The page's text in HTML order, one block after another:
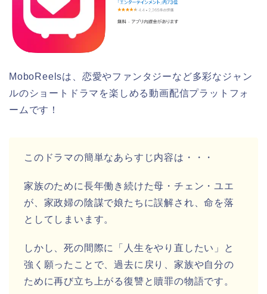
MoboReelsは
、恋愛やファンタジーなど多彩なジャン
ルのショートドラマを楽しめる動画配信プラットフォ
ームです！
このドラマの簡単なあらすじ内容は・・・
家族のために長年働き続けた母・チェン・ユエ
が、家政婦の陰謀で娘たちに誤解され、命を落
としてしまいます。
しかし、死の間際に「人生をやり直したい」と
強く願ったことで、過去に戻り、家族や自分の
ために再び立ち上がる復讐と贖罪の物語です。